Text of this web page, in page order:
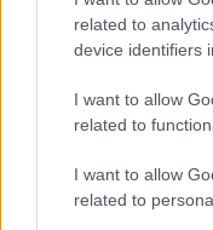
related to
device identifiers
I want to allow
related to
I want to allow
related to
CHI SIAMO